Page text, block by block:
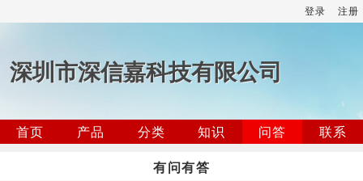
登录 注册
深圳市深信嘉科技有限公司
首页 产品 分类 知识 问答
联系
有问有答